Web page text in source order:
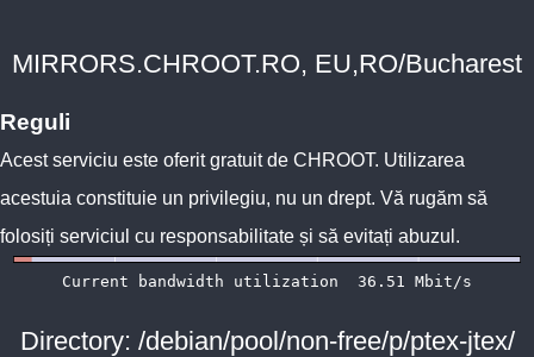
MIRRORS.CHROOT.RO, EU,RO/Bucharest
Reguli
Acest serviciu este oferit gratuit de CHROOT. Utilizarea
acestuia constituie un privilegiu, nu un drept. Vă rugăm să
folosiți serviciul cu responsabilitate și să evitați abuzul.
Directory: /debian/pool/non-free/p/ptex-jtex/